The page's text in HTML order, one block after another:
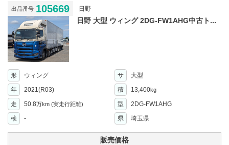
出品番号 105669 日野
日野 大型 ウィング 2DG-FW1AHG中古ト...
形 ウィング サ
大型
年
2021(R03) 積 13,400kg
走 50.8万km (実走行距離) 型
2DG-FW1AHG
検
- 県 埼玉県
販売価格